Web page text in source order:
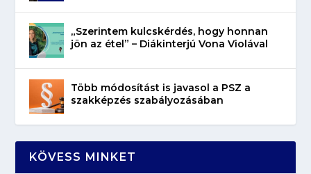
„Szerintem kulcskérdés, hogy honnan
jön az étel” – Diákinterjú Vona Violával
Több módosítást is javasol a PSZ a
szakképzés szabályozásában
KÖVESS MINKET